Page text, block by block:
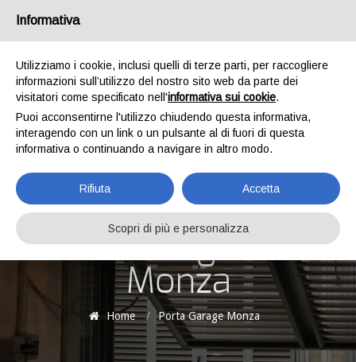
Porta
Garage
Monza
Home / Porta Garage Monza
Informativa
Utilizziamo i cookie, inclusi quelli di terze parti, per raccogliere
informazioni sull’utilizzo del nostro sito web da parte dei
visitatori come specificato nell'informativa sui cookie.
Puoi acconsentirne l'utilizzo chiudendo questa informativa,
interagendo con un link o un pulsante al di fuori di questa
informativa o continuando a navigare in altro modo.
Rifiuta Accetta
Scopri di più e personalizza